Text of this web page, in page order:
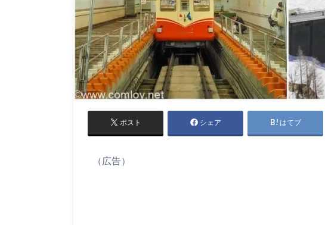
ポスト シェア はてブ
（広告）